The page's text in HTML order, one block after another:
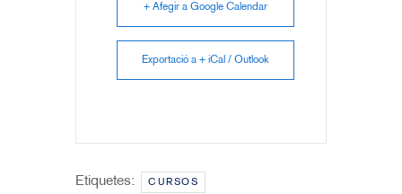
+ Afegir a Google Calendar
Exportació a + iCal / Outlook
Etiquetes: CURSOS